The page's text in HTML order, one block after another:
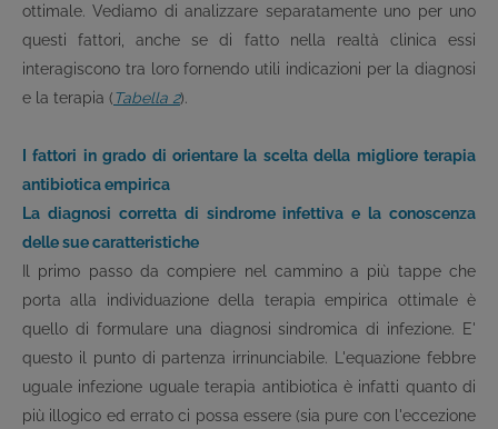
ottimale. Vediamo di analizzare separatamente uno per uno
questi fattori, anche se di fatto nella realtà clinica essi
interagiscono tra loro fornendo utili indicazioni per la diagnosi
e la terapia (Tabella 2).
I fattori in grado di orientare la scelta della migliore terapia
antibiotica empirica
La diagnosi corretta di sindrome infettiva e la conoscenza
delle sue caratteristiche
Il primo passo da compiere nel cammino a più tappe che
porta alla individuazione della terapia empirica ottimale è
quello di formulare una diagnosi sindromica di infezione. E'
questo il punto di partenza irrinunciabile. L'equazione febbre
uguale infezione uguale terapia antibiotica è infatti quanto di
più illogico ed errato ci possa essere (sia pure con l'eccezione